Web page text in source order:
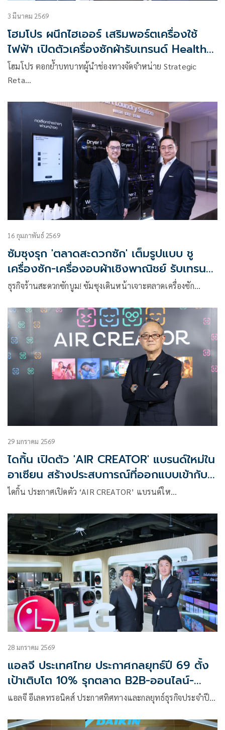
3 มีนาคม 2569
โฮมโปร ผนึกไฮเออร์ เสริมพอร์ตเครื่องใช้
ไฟฟ้า เปิดตัวเครื่องซักผ้ารับเทรนด์ Health
& Hygiene
โฮมโปร ตอกย้ำบทบาทผู้นำช่องทางจัดจำหน่าย Strategic
Reta…
16 กุมภาพันธ์ 2569
ซัมซุงรุก 'ตลาดสะดวกซัก' เต็มรูปแบบ ชู
เครื่องซัก-เครื่องอบผ้าเชิงพาณิชย์ รับเทรนด์
ตลาดโต
ธุรกิจร้านสะดวกซักบูม! ซัมซุงเดินหน้าเจาะตลาดเครื่องซัก…
29 มกราคม 2569
ไดกิ้น เปิดตัว 'AIR CREATOR' แบรนด์ใหม่ใน
อาเซียน สร้างประสบการณ์ที่ออกแบบเข้ากับ
ทุกไลฟ์สไตล์
ไดกิ้น ประกาศเปิดตัว ‘AIR CREATOR’ แบรนด์ให…
28 มกราคม 2569
แอลจี ประเทศไทย ประกาศกลยุทธ์ปี 69 ตั้ง
เป้าเติบโต 10% รุกตลาด B2B-ออนไลน์-
Subscription
แอลจี อีเลคทรอนิคส์ ประกาศทิศทางและกลยุทธ์ธุรกิจประจำปี…